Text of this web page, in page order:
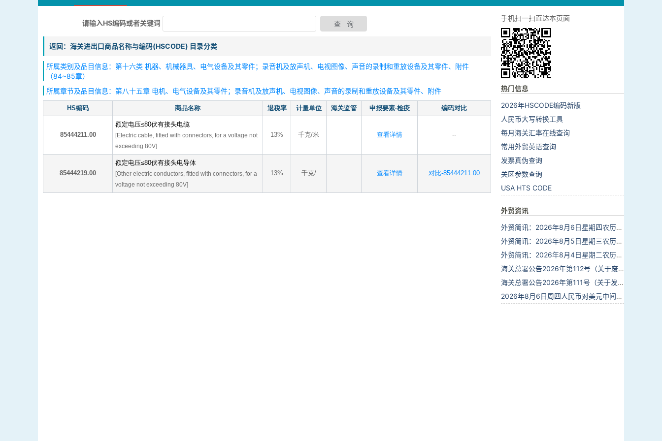
请输入HS编码或者关键词
返回：海关进出口商品名称与编码(HSCODE) 目录分类
所属类别及品目信息：第十六类 机器、机械器具、电气设备及其零件；录音机及放声机、电视图像、声音的录制和重放设备及其零件、附件
（84~85章）
所属章节及品目信息：第八十五章 电机、电气设备及其零件；录音机及放声机、电视图像、声音的录制和重放设备及其零件、附件
HS编码 商品名称 退税率 计量单位 海关监管 申报要素·检疫 编码对比
85444211.00
额定电压≤80伏有接头电缆
[Electric cable, fitted with connectors, for a voltage not
exceeding 80V]
13% 千克/米 查看详情 --
85444219.00
额定电压≤80伏有接头电导体
[Other electric conductors, fitted with connectors, for a
voltage not exceeding 80V]
13% 千克/ 查看详情 对比-85444211.00
手机扫一扫直达本页面
热门信息
2026年HSCODE编码新版
人民币大写转换工具
每月海关汇率在线查询
常用外贸英语查询
发票真伪查询
关区参数查询
USA HTS CODE
外贸资讯
外贸简讯：2026年8月6日星期四农历六月廿四
外贸简讯：2026年8月5日星期三农历六月廿三
外贸简讯：2026年8月4日星期二农历六月廿二
海关总署公告2026年第112号（关于废止部分卫生检疫类规范性文件的公告）
海关总署公告2026年第111号（关于发布《进出境动植物检疫处理监督管理工作规定》《进出境卫生处理监督管理工作规定》的公告）
2026年8月6日周四人民币对美元中间价报6.7895调贬6个基点